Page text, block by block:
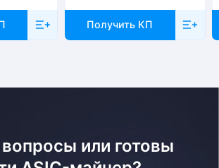
Получить КП
или готовы